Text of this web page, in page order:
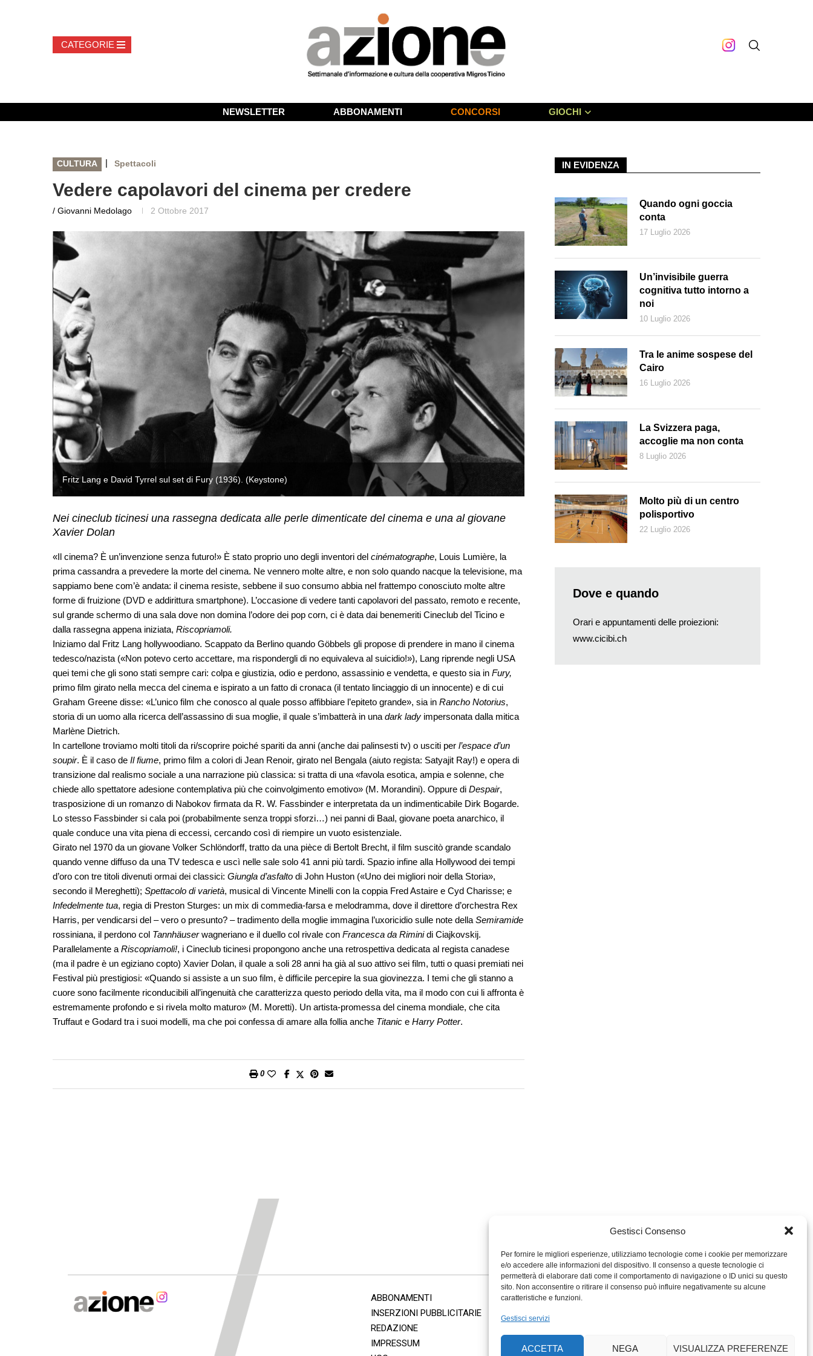
Gestisci Consenso
Per fornire le migliori esperienze, utilizziamo tecnologie come i cookie per memorizzare
e/o accedere alle informazioni del dispositivo. Il consenso a queste tecnologie ci
permetterà di elaborare dati come il comportamento di navigazione o ID unici su questo
sito. Non acconsentire o ritirare il consenso può influire negativamente su alcune
caratteristiche e funzioni.
Gestisci servizi
ACCETTA NEGA VISUALIZZA PREFERENZE
NEWSLETTER ABBONAMENTI CONCORSI GIOCHI
CULTURA | Spettacoli
Vedere capolavori del cinema per credere
/ Giovanni Medolago 2 Ottobre 2017
Fritz Lang e David Tyrrel sul set di Fury (1936). (Keystone) Fritz Lang e David Tyrrel sul set di Fury (1936). (Keystone)
Nei cineclub ticinesi una rassegna dedicata alle perle dimenticate del cinema e una al giovane
Xavier Dolan
«Il cinema? È un’invenzione senza futuro!» È stato proprio uno degli inventori del cinématographe, Louis Lumière, la
prima cassandra a prevedere la morte del cinema. Ne vennero molte altre, e non solo quando nacque la televisione, ma
sappiamo bene com’è andata: il cinema resiste, sebbene il suo consumo abbia nel frattempo conosciuto molte altre
forme di fruizione (DVD e addirittura smartphone). L’occasione di vedere tanti capolavori del passato, remoto e recente,
sul grande schermo di una sala dove non domina l’odore dei pop corn, ci è data dai benemeriti Cineclub del Ticino e
dalla rassegna appena iniziata, Riscopriamoli.
Iniziamo dal Fritz Lang hollywoodiano. Scappato da Berlino quando Göbbels gli propose di prendere in mano il cinema
tedesco/nazista («Non potevo certo accettare, ma rispondergli di no equivaleva al suicidio!»), Lang riprende negli USA
quei temi che gli sono stati sempre cari: colpa e giustizia, odio e perdono, assassinio e vendetta, e questo sia in Fury,
primo film girato nella mecca del cinema e ispirato a un fatto di cronaca (il tentato linciaggio di un innocente) e di cui
Graham Greene disse: «L’unico film che conosco al quale posso affibbiare l’epiteto grande», sia in Rancho Notorius,
storia di un uomo alla ricerca dell’assassino di sua moglie, il quale s’imbatterà in una dark lady impersonata dalla mitica
Marlène Dietrich.
In cartellone troviamo molti titoli da ri/scoprire poiché spariti da anni (anche dai palinsesti tv) o usciti per l’espace d’un
soupir. È il caso de Il fiume, primo film a colori di Jean Renoir, girato nel Bengala (aiuto regista: Satyajit Ray!) e opera di
transizione dal realismo sociale a una narrazione più classica: si tratta di una «favola esotica, ampia e solenne, che
chiede allo spettatore adesione contemplativa più che coinvolgimento emotivo» (M. Morandini). Oppure di Despair,
trasposizione di un romanzo di Nabokov firmata da R. W. Fassbinder e interpretata da un indimenticabile Dirk Bogarde.
Lo stesso Fassbinder si cala poi (probabilmente senza troppi sforzi…) nei panni di Baal, giovane poeta anarchico, il
quale conduce una vita piena di eccessi, cercando così di riempire un vuoto esistenziale.
Girato nel 1970 da un giovane Volker Schlöndorff, tratto da una pièce di Bertolt Brecht, il film suscitò grande scandalo
quando venne diffuso da una TV tedesca e uscì nelle sale solo 41 anni più tardi. Spazio infine alla Hollywood dei tempi
d’oro con tre titoli divenuti ormai dei classici: Giungla d’asfalto di John Huston («Uno dei migliori noir della Storia»,
secondo il Mereghetti); Spettacolo di varietà, musical di Vincente Minelli con la coppia Fred Astaire e Cyd Charisse; e
Infedelmente tua, regia di Preston Sturges: un mix di commedia-farsa e melodramma, dove il direttore d’orchestra Rex
Harris, per vendicarsi del – vero o presunto? – tradimento della moglie immagina l’uxoricidio sulle note della Semiramide
rossiniana, il perdono col Tannhäuserwagneriano e il duello col rivale con Francesca da Riminidi Ciajkovskij.
Parallelamente a Riscopriamoli!, i Cineclub ticinesi propongono anche una retrospettiva dedicata al regista canadese
(ma il padre è un egiziano copto) Xavier Dolan, il quale a soli 28 anni ha già al suo attivo sei film, tutti o quasi premiati nei
Festival più prestigiosi: «Quando si assiste a un suo film, è difficile percepire la sua giovinezza. I temi che gli stanno a
cuore sono facilmente riconducibili all’ingenuità che caratterizza questo periodo della vita, ma il modo con cui li affronta è
estremamente profondo e si rivela molto maturo» (M. Moretti). Un artista-promessa del cinema mondiale, che cita
Truffaut e Godard tra i suoi modelli, ma che poi confessa di amare alla follia anche Titanic e Harry Potter.
0
IN EVIDENZA
Quando ogni goccia
conta
17 Luglio 2026
Un’invisibile guerra
cognitiva tutto intorno a
noi
10 Luglio 2026
Tra le anime sospese del
Cairo
16 Luglio 2026
La Svizzera paga,
accoglie ma non conta
8 Luglio 2026
Molto più di un centro
polisportivo
22 Luglio 2026
Dove e quando
Orari e appuntamenti delle proiezioni:
www.cicibi.ch
ABBONAMENTI
INSERZIONI PUBBLICITARIE
REDAZIONE
IMPRESSUM
MIGROS TICINO
PERCENTO CULTURALE